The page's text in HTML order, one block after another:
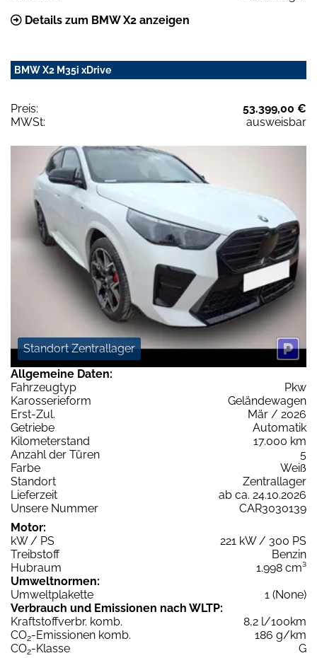
Details zum BMW X2 anzeigen
BMW X2 M35i xDrive
Preis:
53.399,00 €
MWSt:
ausweisbar
Standort Zentrallager
Allgemeine Daten:
Fahrzeugtyp
Pkw
Karosserieform
Geländewagen
Erst-Zul.
Mär / 2026
Getriebe
Automatik
Kilometerstand
17.000 km
Anzahl der Türen
5
Farbe
Weiß
Standort
Zentrallager
Lieferzeit
ab ca. 24.10.2026
Unsere Nummer
CAR3030139
Motor:
kW / PS
221 kW / 300 PS
Treibstoff
Benzin
Hubraum
1.998 cm³
Umweltnormen:
Umweltplakette
1 (None)
Verbrauch und Emissionen nach WLTP:
Kraftstoffverbr. komb.
8,2 l/100km
CO2-Emissionen komb.
186 g/km
CO2-Klasse
G